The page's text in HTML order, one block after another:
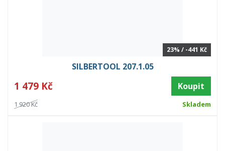
23% / -441 Kč
SILBERTOOL 207.1.05
1 479 Kč Koupit
1 920 Kč Skladem